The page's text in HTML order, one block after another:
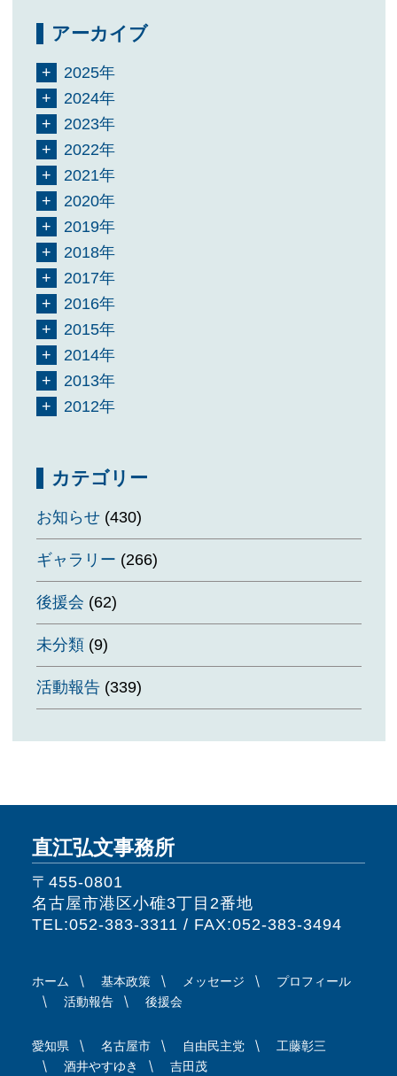
アーカイブ
2025年
2024年
2023年
2022年
2021年
2020年
2019年
2018年
2017年
2016年
2015年
2014年
2013年
2012年
カテゴリー
お知らせ(430)
ギャラリー (266)
後援会 (62)
未分類(9)
活動報告(339)
直江弘文事務所
〒455-0801
名古屋市港区小碓3丁目2番地
TEL:052-383-3311 / FAX:052-383-3494
ホーム 基本政策 メッセージ
プロフィール
活動報告
後援会
愛知県 名古屋市 自由民主党
工藤彰三
酒井やすゆき
吉田茂